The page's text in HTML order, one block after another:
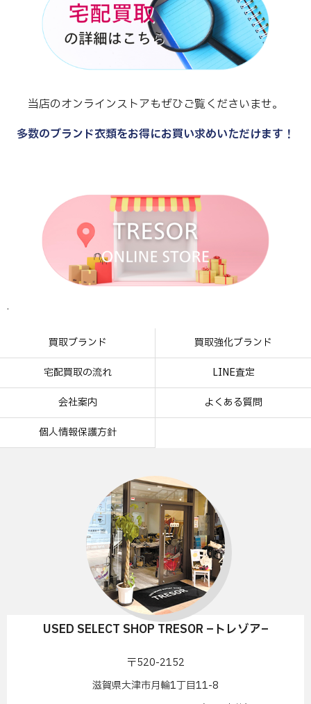
当店のオンラインストアもぜひご覧くださいませ。
多数のブランド衣類をお得にお買い求めいただけます！
.
買取ブランド 買取強化ブランド
宅配買取の流れ LINE査定
会社案内 よくある質問
個人情報保護方針
USED SELECT SHOP TRESOR –トレゾア–
〒520-2152
滋賀県大津市月輪1丁目11-8